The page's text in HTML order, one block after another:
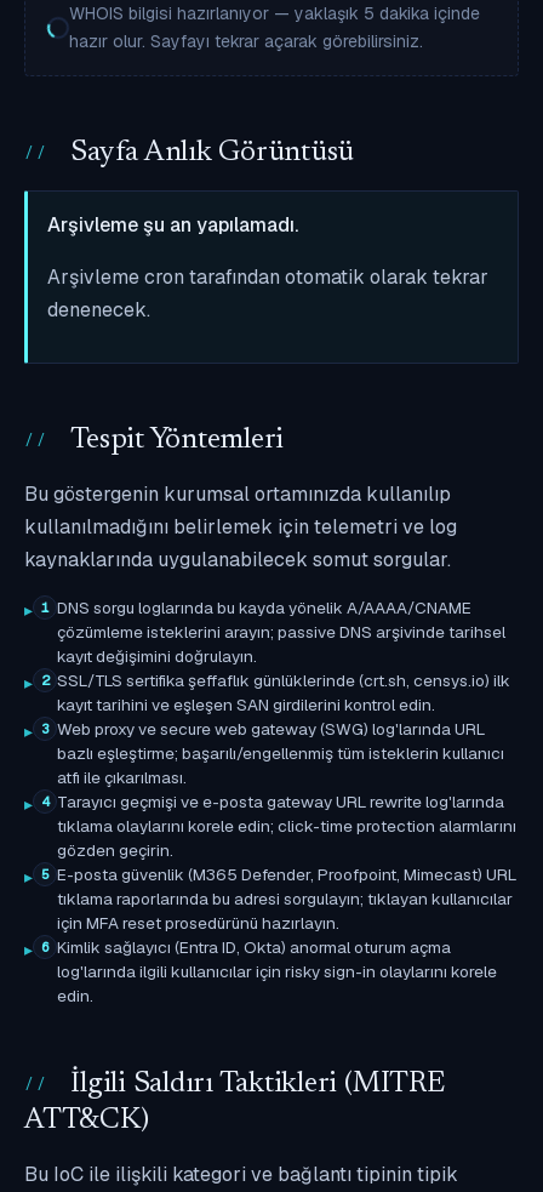
WHOIS bilgisi hazırlanıyor — yaklaşık 5 dakika içinde
hazır olur. Sayfayı tekrar açarak görebilirsiniz.
Sayfa Anlık Görüntüsü
Arşivleme şu an yapılamadı.
Arşivleme cron tarafından otomatik olarak tekrar
denenecek.
Tespit Yöntemleri
Bu göstergenin kurumsal ortamınızda kullanılıp
kullanılmadığını belirlemek için telemetri ve log
kaynaklarında uygulanabilecek somut sorgular.
1 DNS sorgu loglarında bu kayda yönelik A/AAAA/CNAME
çözümleme isteklerini arayın; passive DNS arşivinde tarihsel
kayıt değişimini doğrulayın.
2 SSL/TLS sertifika şeffaflık günlüklerinde (crt.sh, censys.io) ilk
kayıt tarihini ve eşleşen SAN girdilerini kontrol edin.
3 Web proxy ve secure web gateway (SWG) log'larında URL
bazlı eşleştirme; başarılı/engellenmiş tüm isteklerin kullanıcı
atfı ile çıkarılması.
4 Tarayıcı geçmişi ve e-posta gateway URL rewrite log'larında
tıklama olaylarını korele edin; click-time protection alarmlarını
gözden geçirin.
5 E-posta güvenlik (M365 Defender, Proofpoint, Mimecast) URL
tıklama raporlarında bu adresi sorgulayın; tıklayan kullanıcılar
için MFA reset prosedürünü hazırlayın.
6 Kimlik sağlayıcı (Entra ID, Okta) anormal oturum açma
log'larında ilgili kullanıcılar için risky sign-in olaylarını korele
edin.
İlgili Saldırı Taktikleri (MITRE
ATT&CK)
Bu IoC ile ilişkili kategori ve bağlantı tipinin tipik